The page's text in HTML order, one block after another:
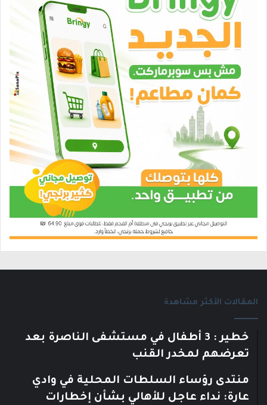
المقالات الأكثر مشاهدة
خطير : 3 أطفال في مستشفى الناصرة بعد
تعرضهم لمخدر القنب
منتدى رؤساء السلطات المحلية في وادي
عارة: نداء عاجل للأهالي بشأن إخطارات